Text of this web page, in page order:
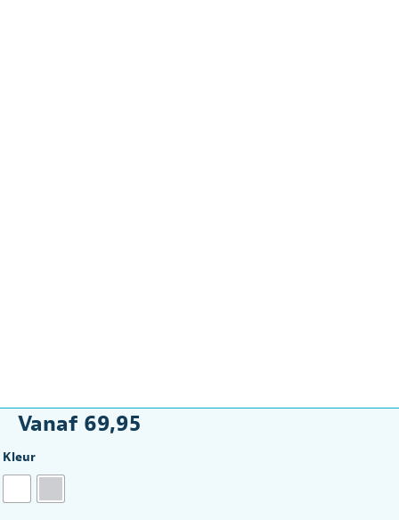
Vanaf 69,95
Kleur